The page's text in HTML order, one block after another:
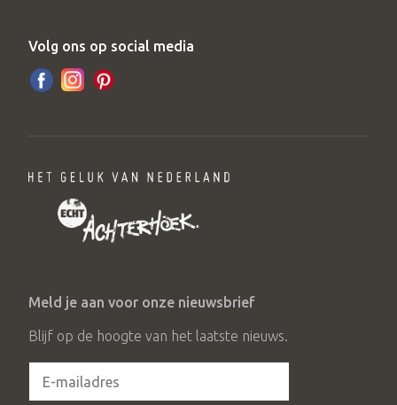
Volg ons op social media
Meld je aan voor onze nieuwsbrief
Blijf op de hoogte van het laatste nieuws.